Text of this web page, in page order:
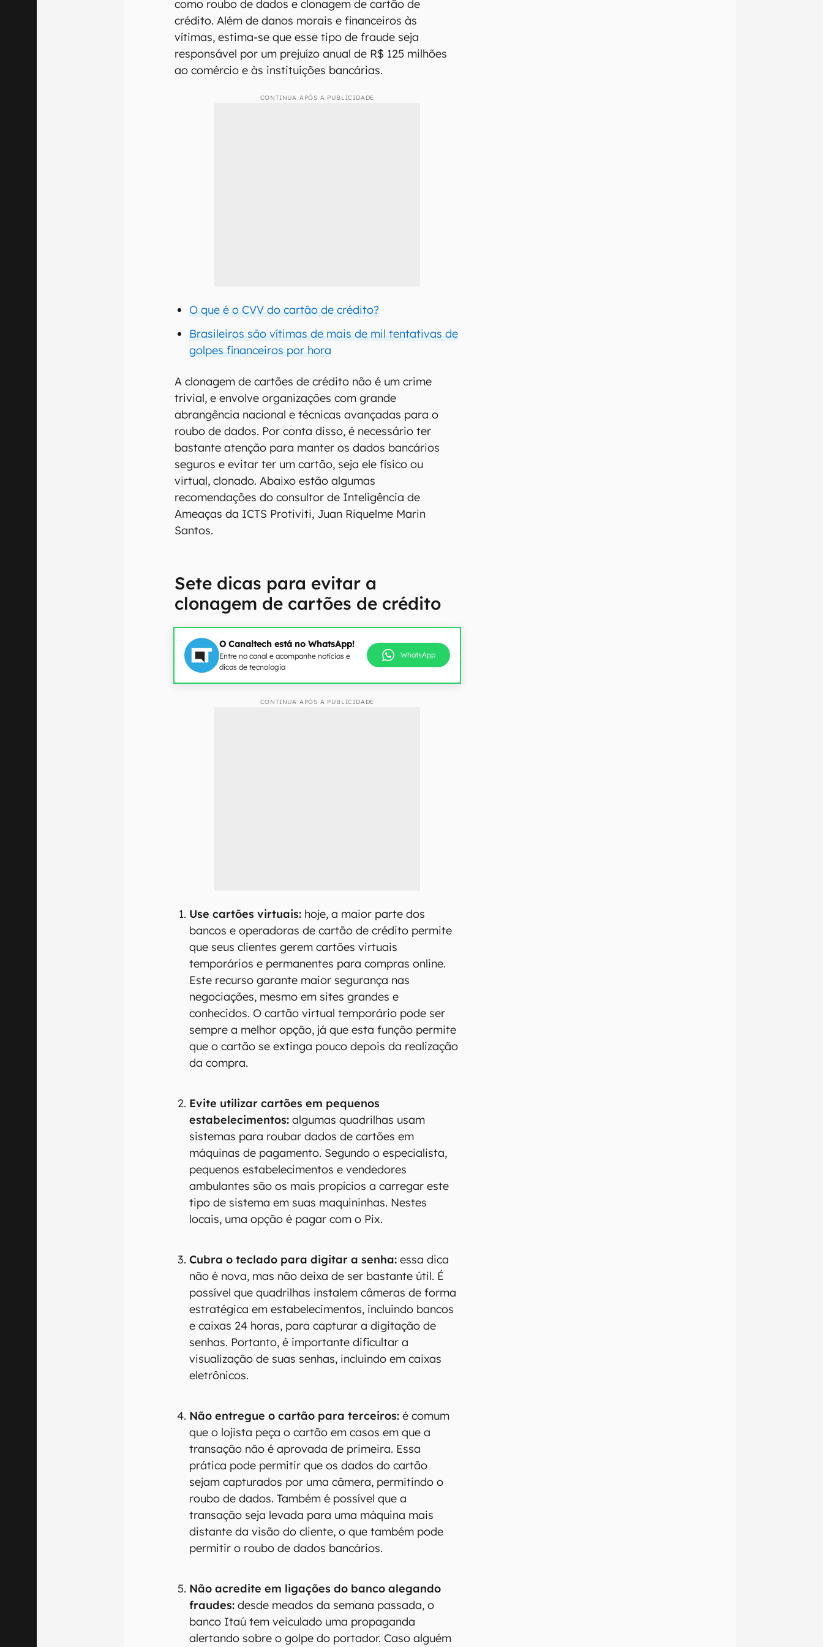
como roubo de dados e clonagem de cartão de
crédito. Além de danos morais e financeiros às
vítimas, estima-se que esse tipo de fraude seja
responsável por um prejuízo anual de R$ 125 milhões
ao comércio e às instituições bancárias.
CONTINUA APÓS A PUBLICIDADE
O que é o CVV do cartão de crédito?
Brasileiros são vítimas de mais de mil tentativas de
golpes financeiros por hora
A clonagem de cartões de crédito não é um crime
trivial, e envolve organizações com grande
abrangência nacional e técnicas avançadas para o
roubo de dados. Por conta disso, é necessário ter
bastante atenção para manter os dados bancários
seguros e evitar ter um cartão, seja ele físico ou
virtual, clonado. Abaixo estão algumas
recomendações do consultor de Inteligência de
Ameaças da ICTS Protiviti, Juan Riquelme Marin
Santos.
Sete dicas para evitar a
clonagem de cartões de crédito
O Canaltech está no WhatsApp!
Entre no canal e acompanhe notícias e
dicas de tecnologia
WhatsApp
CONTINUA APÓS A PUBLICIDADE
Use cartões virtuais: hoje, a maior parte dos
bancos e operadoras de cartão de crédito permite
que seus clientes gerem cartões virtuais
temporários e permanentes para compras online.
Este recurso garante maior segurança nas
negociações, mesmo em sites grandes e
conhecidos. O cartão virtual temporário pode ser
sempre a melhor opção, já que esta função permite
que o cartão se extinga pouco depois da realização
da compra.
Evite utilizar cartões em pequenos
estabelecimentos: algumas quadrilhas usam
sistemas para roubar dados de cartões em
máquinas de pagamento. Segundo o especialista,
pequenos estabelecimentos e vendedores
ambulantes são os mais propícios a carregar este
tipo de sistema em suas maquininhas. Nestes
locais, uma opção é pagar com o Pix.
Cubra o teclado para digitar a senha: essa dica
não é nova, mas não deixa de ser bastante útil. É
possível que quadrilhas instalem câmeras de forma
estratégica em estabelecimentos, incluindo bancos
e caixas 24 horas, para capturar a digitação de
senhas. Portanto, é importante dificultar a
visualização de suas senhas, incluindo em caixas
eletrônicos.
Não entregue o cartão para terceiros: é comum
que o lojista peça o cartão em casos em que a
transação não é aprovada de primeira. Essa
prática pode permitir que os dados do cartão
sejam capturados por uma câmera, permitindo o
roubo de dados. Também é possível que a
transação seja levada para uma máquina mais
distante da visão do cliente, o que também pode
permitir o roubo de dados bancários.
Não acredite em ligações do banco alegando
fraudes: desde meados da semana passada, o
banco Itaú tem veiculado uma propaganda
alertando sobre o golpe do portador. Caso alguém